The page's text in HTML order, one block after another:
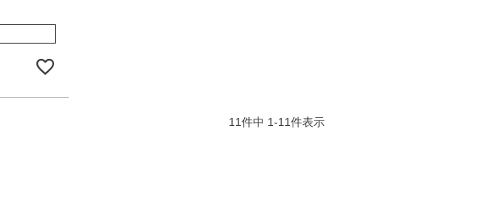
11件中 1-11件表示